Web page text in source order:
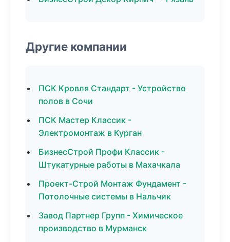
Другие компании
ПСК Кровля Стандарт - Устройство
полов в Сочи
ПСК Мастер Классик -
Электромонтаж в Курган
БизнесСтрой Профи Классик -
Штукатурные работы в Махачкала
Проект-Строй Монтаж Фундамент -
Потолочные системы в Нальчик
Завод Партнер Групп - Химическое
производство в Мурманск